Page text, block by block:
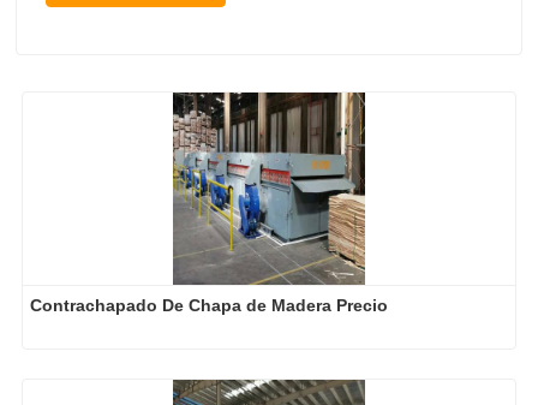
Contrachapado De Chapa de Madera Precio